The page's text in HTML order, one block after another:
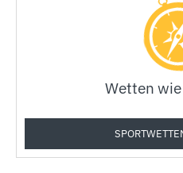
Wetten